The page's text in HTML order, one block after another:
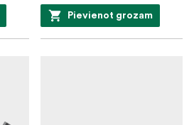
Pievienot grozam